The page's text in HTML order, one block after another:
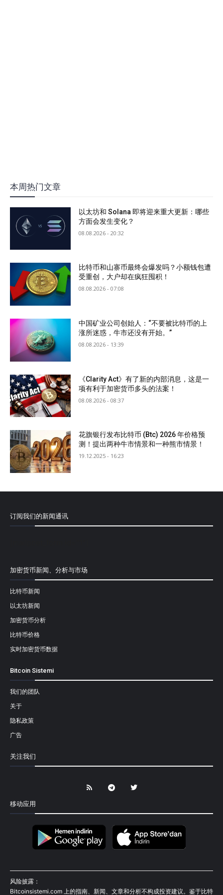
本周热门文章
以太坊和 Solana 即将迎来重大更新：哪些
方面会发生变化？
08.08.2026 - 20:32
比特币和山寨币最终会爆发吗？小额钱包遭
受重创，大户却在疯狂囤积！
08.08.2026 - 07:08
中国矿业公司创始人：“不要被比特币的上
涨所迷惑，牛市还没有开始。”
08.08.2026 - 13:39
《Clarity Act》有了新的内部消息，这是一
项有利于加密货币多头的法案！
08.08.2026 - 08:37
花旗银行发布比特币 (Btc) 2026 年价格预
测！提出两种牛市情景和一种熊市情景！
19.12.2025 - 16:23
订阅我们的新闻通讯
加密货币新闻、分析与市场
比特币新闻
以太坊新闻
加密货币分析
比特币价格
实时加密货币数据
Bitcoin Sistemi
我们的团队
关于
隐私政策
广告
关注我们
移动应用
风险披露：
Bitcoinsistemi.com 上的指南、新闻、文章和分析不构成投资建议。鉴于比特